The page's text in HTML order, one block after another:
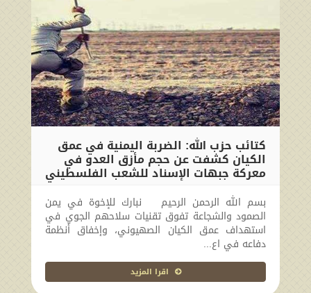
كتائب حزب الله: الضربة اليمنية في عمق
الكيان كشفت عن حجم مأزق العدو في
معركة جبهات الإسناد للشعب ‏الفلسطيني
2024-09-15 13:08:41
بسم الله الرحمن الرحيم نبارك للإخوة في يمن
الصمود والشجاعة تفوق تقنيات سلاحهم الجوي في
استهداف عمق الكيان الصهيوني، وإخفاق أنظمة
دفاعه في اع...
اقرا المزيد